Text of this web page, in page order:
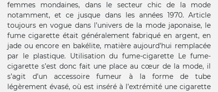
femmes mondaines, dans le secteur chic de la mode
notamment, et ce jusque dans les années 1970. Article
toujours en vogue dans l’univers de la mode japonaise, le
fume cigarette était généralement fabriqué en argent, en
jade ou encore en bakélite, matière aujourd’hui remplacée
par le plastique. Utilisation du fume-cigarette Le fume-
cigarette s’est donc fait une place au cœur de la mode, il
s’agit d’un accessoire fumeur à la forme de tube
légèrement évasé, où est inséré à l’extrémité une cigarette